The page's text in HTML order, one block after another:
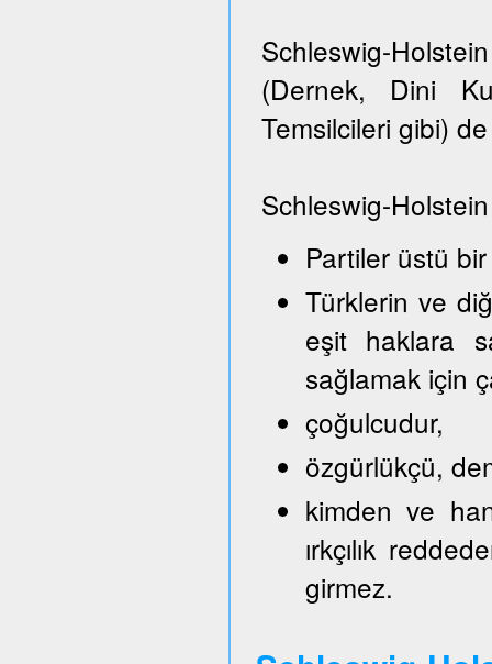
Schleswig-
(Dernek, Dini
Temsilcileri gibi)
Schleswig-
Partiler üstü
Türklerin ve
eşit haklara
sağlamak için
çoğulcudur,
özgürlükçü,
kimden ve
ırkçılık
girmez.